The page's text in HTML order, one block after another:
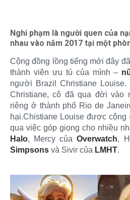
Nghi phạm là người quen của
nhau vào năm 2017 tại một
Cộng đồng lồng tiếng mới đây
thành viên ưu tú của mình –
người Brazil Christiane
Christiane, cô đã qua đời vào
riêng ở thành phố Rio de
hại.Chistiane Louise được cộng
qua việc góp giọng cho nhiều
Halo, Mercy củaOverwatch,
Simpsons và Sivir của LMHT.